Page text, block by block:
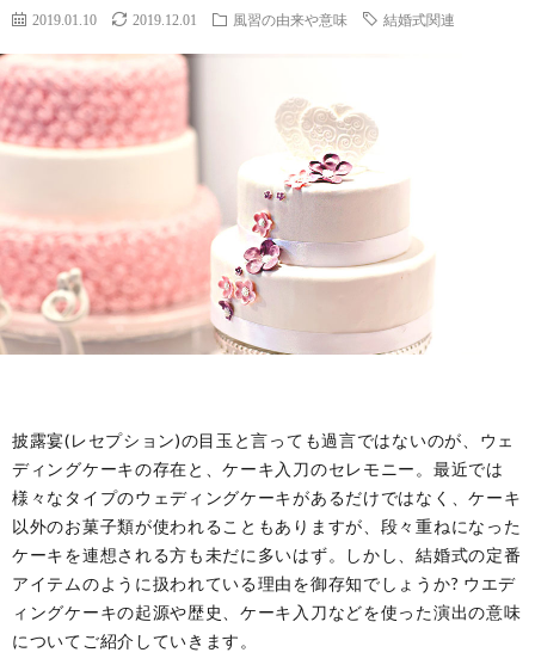
2019.01.10 2019.12.01 風習の由来や意味 結婚式関連
披露宴(レセプション)の目玉と言っても過言ではないのが、ウェ
ディングケーキの存在と、ケーキ入刀のセレモニー。最近では
様々なタイプのウェディングケーキがあるだけではなく、ケーキ
以外のお菓子類が使われることもありますが、段々重ねになった
ケーキを連想される方も未だに多いはず。しかし、結婚式の定番
アイテムのように扱われている理由を御存知でしょうか? ウエデ
ィングケーキの起源や歴史、ケーキ入刀などを使った演出の意味
についてご紹介していきます。